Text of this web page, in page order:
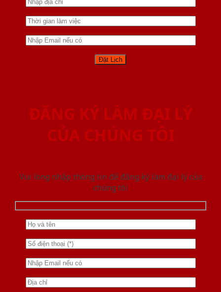
ĐĂNG KÝ LÀM ĐẠI LÝ
CỦA CHÚNG TÔI
Vui lòng nhập thông tin để đăng ký làm đại lý của
chúng tôi